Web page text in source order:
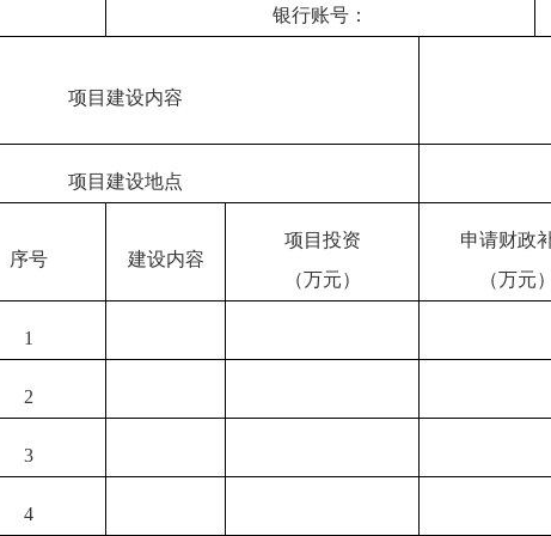
银行账号：
项目建设内容
项目建设地点
序号 建设内容
项目投资
（万元）
申请财政
（万元）
1
2
3
4